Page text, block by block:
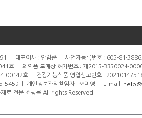
대표이사 : 안임준 사업자등록번호 : 605-81-
호
의약품 도매상 허가번호 : 제2015-3350024-
00142호
건강기능식품 영업신고번호 :
5459 개인정보관리책임자 : 오미영 E-mail:
료 전문 쇼핑몰 All rights Reserved